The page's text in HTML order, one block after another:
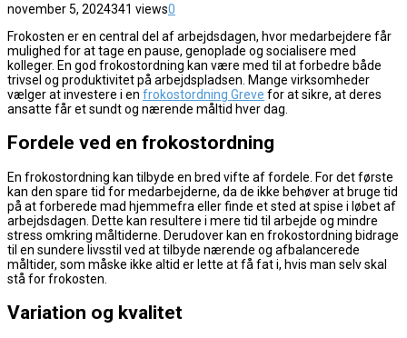
november 5, 2024341 views0
Frokosten er en central del af arbejdsdagen, hvor medarbejdere får
mulighed for at tage en pause, genoplade og socialisere med
kolleger. En god frokostordning kan være med til at forbedre både
trivsel og produktivitet på arbejdspladsen. Mange virksomheder
vælger at investere i en frokostordning Greve for at sikre, at deres
ansatte får et sundt og nærende måltid hver dag.
Fordele ved en frokostordning
En frokostordning kan tilbyde en bred vifte af fordele. For det første
kan den spare tid for medarbejderne, da de ikke behøver at bruge tid
på at forberede mad hjemmefra eller finde et sted at spise i løbet af
arbejdsdagen. Dette kan resultere i mere tid til arbejde og mindre
stress omkring måltiderne. Derudover kan en frokostordning bidrage
til en sundere livsstil ved at tilbyde nærende og afbalancerede
måltider, som måske ikke altid er lette at få fat i, hvis man selv skal
stå for frokosten.
Variation og kvalitet